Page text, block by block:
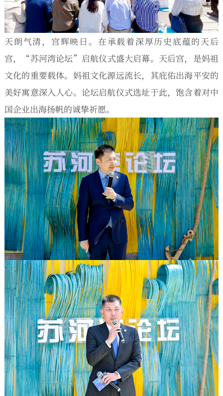
天朗气清，宫辉映日。在承载着深厚历史底蕴的天后
宫，“苏河湾论坛”启航仪式盛大启幕。天后宫，是妈祖
文化的重要载体。妈祖文化源远流长，其庇佑出海平安的
美好寓意深入人心。论坛启航仪式选址于此，饱含着对中
国企业出海扬帆的诚挚祈愿。